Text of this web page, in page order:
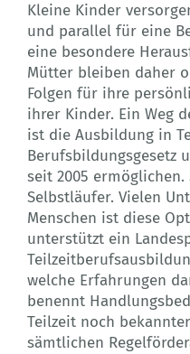
Kleine Kinder
und parallel für eine
eine besondere
Mütter bleiben daher
Folgen für ihre
ihrer Kinder. Ein Weg
ist die Ausbildung in
Berufsbildungsgesetz
seit 2005
Selbstläufer. Vielen
Menschen ist diese
unterstützt ein
welche Erfahrungen
benennt
Teilzeit noch
sämtlichen